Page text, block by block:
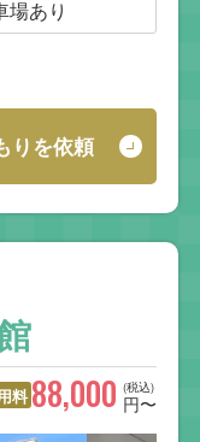
場あり
りを依頼
料 (税込)
88,000 円〜